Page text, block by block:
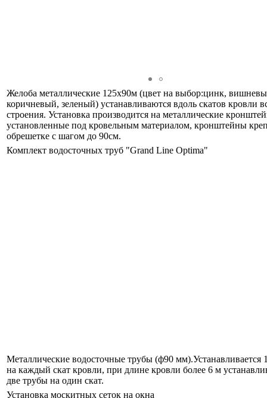
Желоба металлические 125х90м (цвет на выбор:цинк,
коричневый, зеленый) устанавливаются вдоль скатов кровли
строения. Установка производится на металлические
установленные под кровельным материалом, кронштейны
обрешетке с шагом до 90см.
Комплект водосточных труб "Grand Line Optima"
Металлические водосточные трубы (ф90 мм).Устанавливается
на каждый скат кровли, при длине кровли более 6 м
две трубы на один скат.
Установка москитных сеток на окна